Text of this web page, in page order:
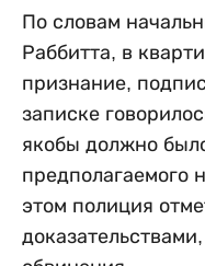
По словам
Раббитта, в
признание,
записке
якобы должно
предполагаемого
этом полиция